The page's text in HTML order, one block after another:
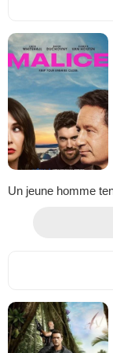
Un jeune homme